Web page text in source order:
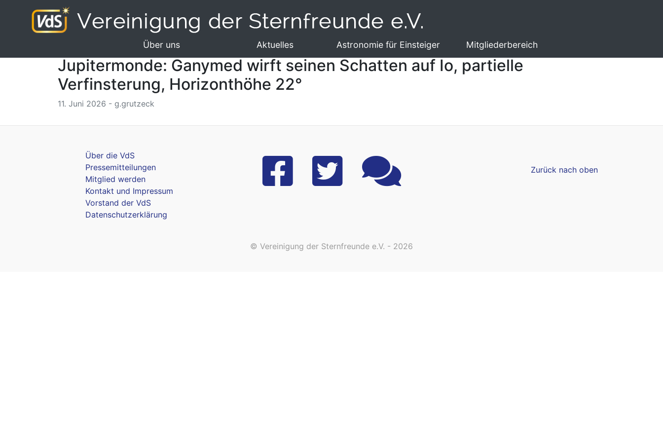
Über uns Aktuelles Astronomie für Einsteiger Mitgliederbereich
Jupitermonde: Ganymed wirft seinen Schatten auf Io, partielle
Verfinsterung, Horizonthöhe 22°
11. Juni 2026 - g.grutzeck
Über die VdS
Pressemitteilungen
Mitglied werden
Kontakt und Impressum
Vorstand der VdS
Datenschutzerklärung
Zurück nach oben
© Vereinigung der Sternfreunde e.V. - 2026